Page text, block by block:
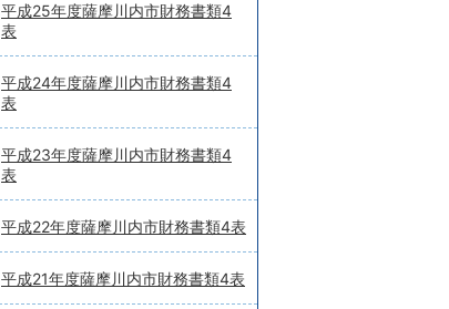
平成25年度薩摩川内市財務書類4
表
平成24年度薩摩川内市財務書類4
表
平成23年度薩摩川内市財務書類4
表
平成22年度薩摩川内市財務書類4表
平成21年度薩摩川内市財務書類4表